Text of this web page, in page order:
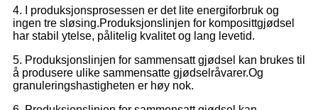
4. I produksjonsprosessen er det lite energiforbruk og
ingen tre sløsing.Produksjonslinjen for komposittgjødsel
har stabil ytelse, pålitelig kvalitet og lang levetid.
5. Produksjonslinjen for sammensatt gjødsel kan brukes til
å produsere ulike sammensatte gjødselråvarer.Og
granuleringshastigheten er høy nok.